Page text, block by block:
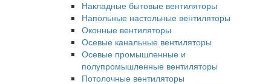
Накладные бытовые вентиляторы
Напольные настольные вентиляторы
Оконные вентиляторы
Осевые канальные вентиляторы
Осевые промышленные и
полупромышленные вентиляторы
Потолочные вентиляторы